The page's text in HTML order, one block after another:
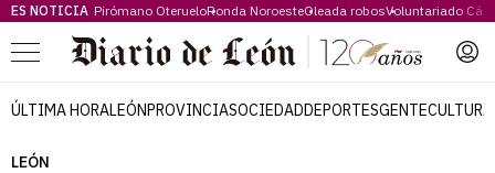
ES NOTICIA Pirómano OterueloRonda NoroesteOleada robosVoluntariado
Menú
ÚLTIMA HORALEÓNPROVINCIASOCIEDADDEPORTESGENTECULTURA
LEÓN